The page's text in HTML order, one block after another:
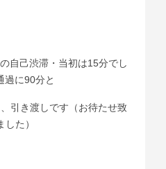
自己渋滞・当初は15分でし
過に90分と
引き渡しです（お待たせ致
した）